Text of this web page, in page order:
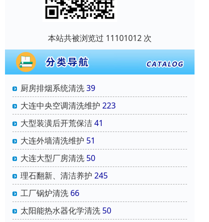
本站共被浏览过 11101012 次
厨房排烟系统清洗39
大连中央空调清洗维护 223
大型装潢后开荒保洁41
大连外墙清洗维护 51
大连大型厂房清洗 50
理石翻新、清洁养护 245
工厂锅炉清洗 66
太阳能热水器化学清洗 50